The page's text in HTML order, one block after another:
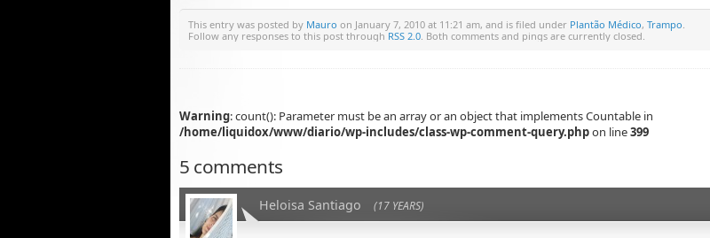
This entry was posted by Mauro on January 7, 2010 at 11:21 am, and is filed under Plantão Médico, Trampo.
Follow any responses to this post through RSS 2.0. Both comments and pings are currently closed.
Warning: count(): Parameter must be an array or an object that implements Countable in
/home/liquidox/www/diario/wp-includes/class-wp-comment-query.phpon line399
5 comments
Heloisa Santiago (17 YEARS)